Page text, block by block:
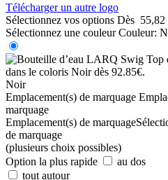
Télécharger un autre logo
Sélectionnez vos options Dès 55,82
Sélectionnez une couleur Couleur:
Noir
Emplacement(s) de marquage
marquage
Emplacement(s) de marquage
de marquage
(plusieurs choix possibles)
Option la plus rapide
au dos
tout autour